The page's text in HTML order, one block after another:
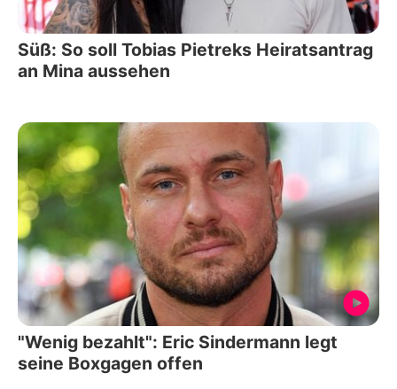
Süß: So soll Tobias Pietreks Heiratsantrag
an Mina aussehen
"Wenig bezahlt": Eric Sindermann legt
seine Boxgagen offen